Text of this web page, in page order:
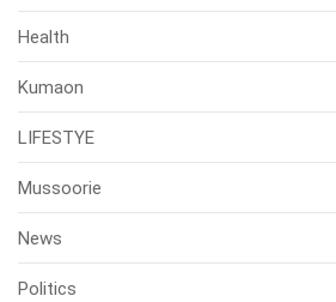
Health
Kumaon
LIFESTYE
Mussoorie
News
Politics